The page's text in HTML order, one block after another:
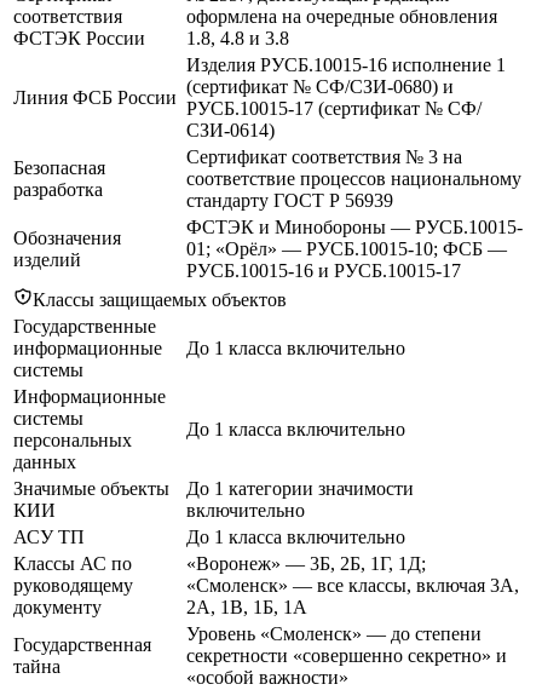
соответствия
ФСТЭК России
оформлена на очередные обновления
1.8, 4.8 и 3.8
Линия ФСБ России
Изделия РУСБ.10015-16 исполнение 1
(сертификат № СФ/СЗИ-0680) и
РУСБ.10015-17 (сертификат № СФ/
СЗИ-0614)
Безопасная
разработка
Сертификат соответствия № 3 на
соответствие процессов национальному
стандарту ГОСТ Р 56939
Обозначения
изделий
ФСТЭК и Минобороны — РУСБ.10015-
01; «Орёл» — РУСБ.10015-10; ФСБ —
РУСБ.10015-16 и РУСБ.10015-17
Классы защищаемых объектов
Государственные
информационные
системы
До 1 класса включительно
Информационные
системы
персональных
данных
До 1 класса включительно
Значимые объекты
КИИ
До 1 категории значимости
включительно
АСУ ТП
До 1 класса включительно
Классы АС по
руководящему
документу
«Воронеж» — 3Б, 2Б, 1Г, 1Д;
«Смоленск» — все классы, включая 3А,
2А, 1В, 1Б, 1А
Государственная
тайна
Уровень «Смоленск» — до степени
секретности «совершенно секретно» и
«особой важности»